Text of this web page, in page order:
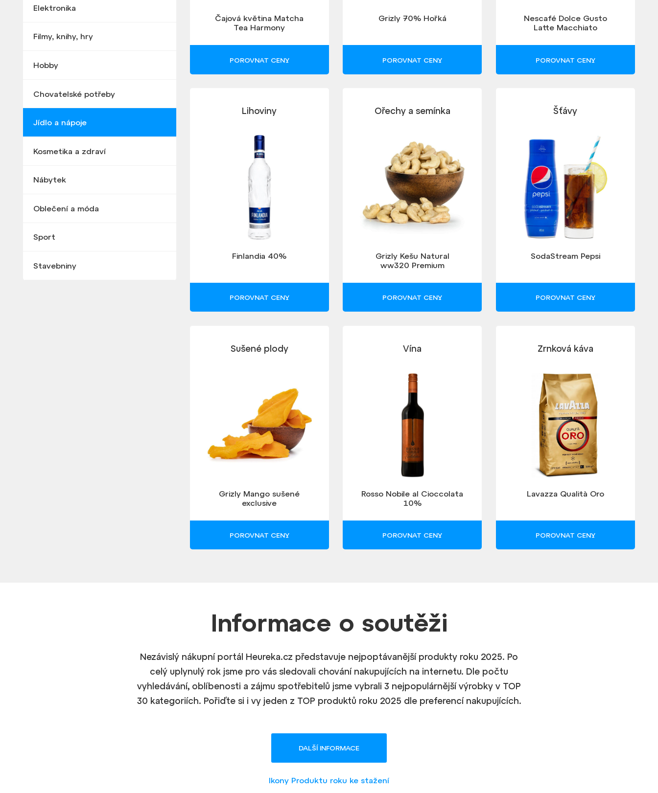
Elektronika
Filmy, knihy, hry
Hobby
Chovatelské potřeby
Jídlo a nápoje
Kosmetika a zdraví
Nábytek
Oblečení a móda
Sport
Stavebniny
Čajová květina Matcha
Tea Harmony
POROVNAT CENY
Grizly 70% Hořká
POROVNAT CENY
Nescafé Dolce Gusto
Latte Macchiato
POROVNAT CENY
Lihoviny
Finlandia 40%
POROVNAT CENY
Ořechy a semínka
Grizly Kešu Natural
ww320 Premium
POROVNAT CENY
Šťávy
SodaStream Pepsi
POROVNAT CENY
Sušené plody
Grizly Mango sušené
exclusive
POROVNAT CENY
Vína
Rosso Nobile al Cioccolata
10%
POROVNAT CENY
Zrnková káva
Lavazza Qualità Oro
POROVNAT CENY
Informace o soutěži
Nezávislý nákupní portál Heureka.cz představuje nejpoptávanější produkty roku 2025. Po
celý uplynulý rok jsme pro vás sledovali chování nakupujících na internetu. Dle počtu
vyhledávání, oblíbenosti a zájmu spotřebitelů jsme vybrali 3 nejpopulárnější výrobky v TOP
30 kategoriích. Pořiďte si i vy jeden z TOP produktů roku 2025 dle preferencí nakupujících.
DALŠÍ INFORMACE
Ikony Produktu roku ke stažení